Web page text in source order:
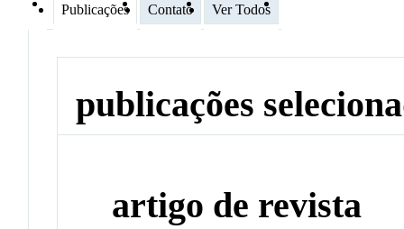
Publicações Contato Ver Todos
publicações
artigo de revista